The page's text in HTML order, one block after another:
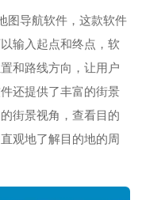
图导航软件，这款软件
输入起点和终点，软
和路线方向，让用户
还提供了丰富的街景
街景视角，查看目的
观地了解目的地的周